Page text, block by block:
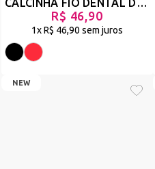
CALCINHA FIO DENTAL DE LUXO EM RENDA E TULE MODELO REGULÁVEL - NATULA
R$ 46,90
1xR$ 46,90 sem juros
NEW